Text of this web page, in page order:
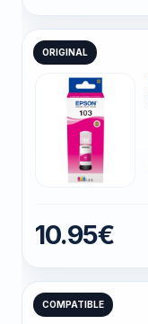
ORIGINAL
10.95€
COMPATIBLE